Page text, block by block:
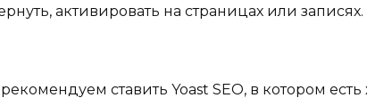
активировать на страницах или записях.
ставить Yoast SEO, в котором